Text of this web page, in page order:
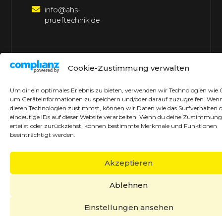
Cookie-Zustimmung verwalten
Um dir ein optimales Erlebnis zu bieten, verwenden wir Technologien wie
um Geräteinformationen zu speichern und/oder darauf zuzugreifen.
diesen Technologien zustimmst, können wir Daten wie das Surfverhalten
eindeutige IDs auf dieser Website verarbeiten. Wenn du deine
erteilst oder zurückziehst, können bestimmte Merkmale und Funktionen
beeinträchtigt werden.
Akzeptieren
Ablehnen
Einstellungen ansehen
info@ahs-
prueftechnik.de
©2026 AHS PrüftechnikAlle Rechte vorbehalten